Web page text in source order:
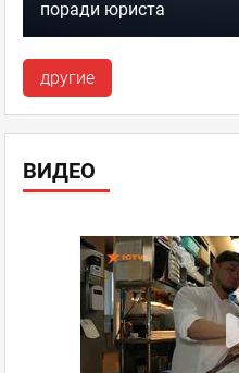
поради юриста
другие
ВИДЕО